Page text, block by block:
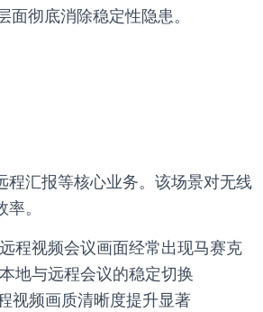
彻底消除稳定性隐患。
程汇报等核心业务。该场景对无线
。
程视频会议画面经常出现马赛克
地与远程会议的稳定切换
视频画质清晰度提升显著